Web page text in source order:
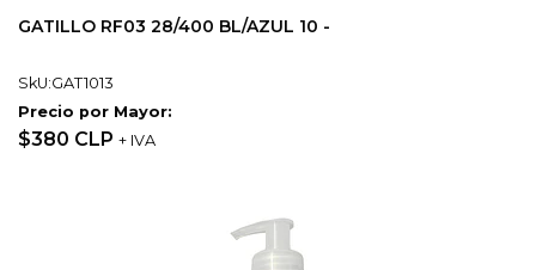
GATILLO RF03 28/400 BL/AZUL 10 -
SkU:GAT1013
Precio por Mayor:
$380 CLP + IVA